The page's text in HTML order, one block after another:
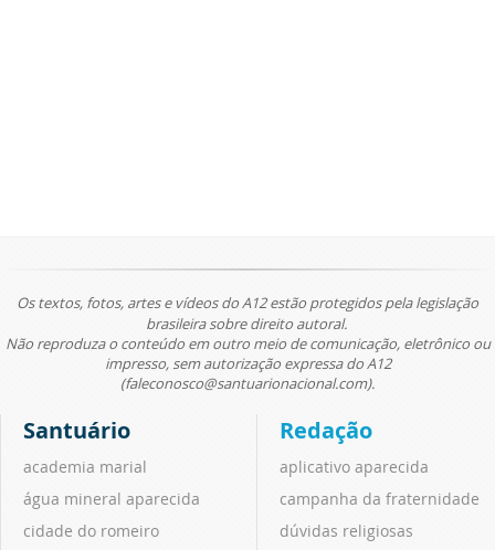
Os textos, fotos, artes e vídeos do A12 estão protegidos pela legislação
brasileira sobre direito autoral.
Não reproduza o conteúdo em outro meio de comunicação, eletrônico ou
impresso, sem autorização expressa do A12
(faleconosco@santuarionacional.com).
Santuário
academia marial
água mineral aparecida
cidade do romeiro
Redação
aplicativo aparecida
campanha da fraternidade
dúvidas religiosas